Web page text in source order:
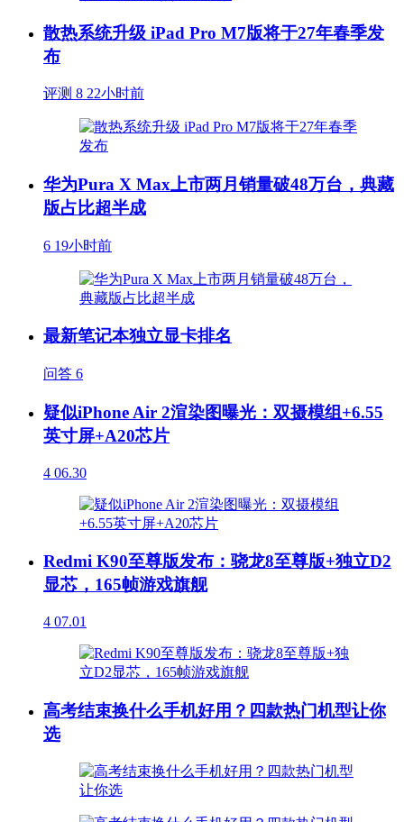
散热系统升级 iPad Pro M7版将于27年春季发
布
评测 8 22小时前
华为Pura X Max上市两月销量破48万台，典藏
版占比超半成
6 19小时前
最新笔记本独立显卡排名
问答 6
疑似iPhone Air 2渲染图曝光：双摄模组+6.55
英寸屏+A20芯片
4 06.30
Redmi K90至尊版发布：骁龙8至尊版+独立D2
显芯，165帧游戏旗舰
4 07.01
高考结束换什么手机好用？四款热门机型让你
选